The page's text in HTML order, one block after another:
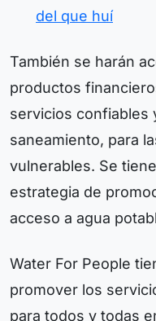
del que huí
También se harán
productos
servicios confiables
saneamiento, para
vulnerables. Se
estrategia de
acceso a agua
Water For People
promover los
para todos y todas